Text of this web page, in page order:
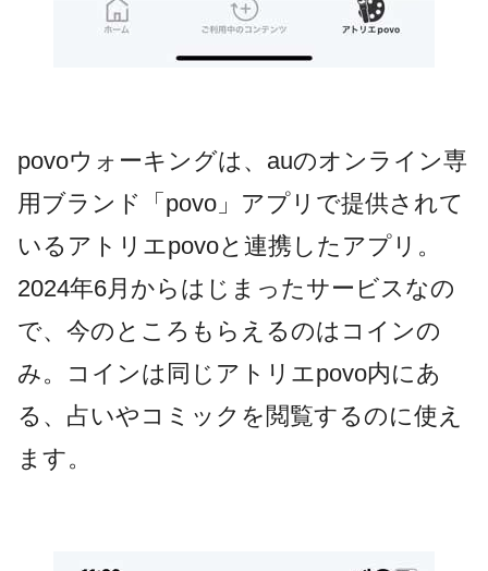
povoウォーキングは、auのオンライン専
用ブランド「povo」アプリで提供されて
いるアトリエpovoと連携したアプリ。
2024年6月からはじまったサービスなの
で、今のところもらえるのはコインの
み。コインは同じアトリエpovo内にあ
る、占いやコミックを閲覧するのに使え
ます。